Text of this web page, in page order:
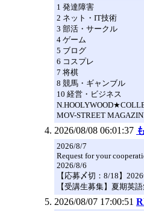
1 発達障害
2 ネット・IT技術
3 部活・サークル
4 ゲーム
5 ブログ
6 コスプレ
7 将棋
8 競馬・ギャンブル
10 経営・ビジネス
MOV-STREET
2026/08/08 06:01:37
2026/8/7
Request for your
2026/8/6
【応募〆切：8/18】
【受講生募集】夏期英
2026/08/07 17:00:51